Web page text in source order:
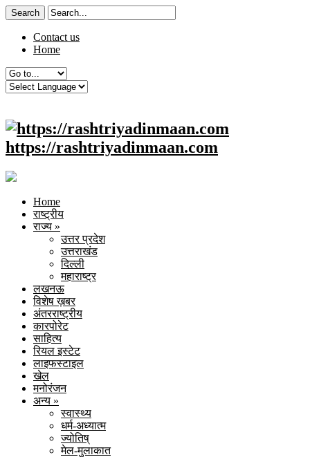
Contact us
Home
https://rashtriyadinmaan.com
Home
राष्ट्रीय
राज्य »
उत्तर प्रदेश
उत्तराखंड
दिल्ली
महाराष्ट्र
लखनऊ
विशेष ख़बर
अंतरराष्ट्रीय
कारपोरेट
साहित्य
रियल इस्टेट
लाइफस्टाइल
खेल
मनोरंजन
अन्य »
स्वास्थ्य
धर्म-अध्यात्म
ज्योतिष्
मेल-मुलाकात